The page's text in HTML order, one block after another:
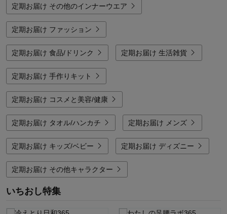
定期お届け その他のインナーウエア
定期お届け ファッション
定期お届け 食品/ドリンク 定期お届け 生活雑貨
定期お届け 手作りキット
定期お届け コスメと美容/健康
定期お届け タオル/ハンカチ 定期お届け メンズ
定期お届け キッズ/ベビー 定期お届け ディズニー
定期お届け その他キャラクター
いちおし特集